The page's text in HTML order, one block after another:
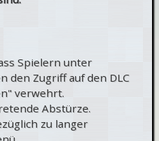
Spielern unter
den Zugriff auf den DLC
verwehrt.
Abstürze.
zu langer